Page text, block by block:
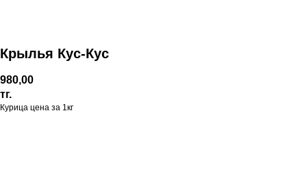
Крылья Кус-Кус
980,00
тг.
Курица цена за 1кг